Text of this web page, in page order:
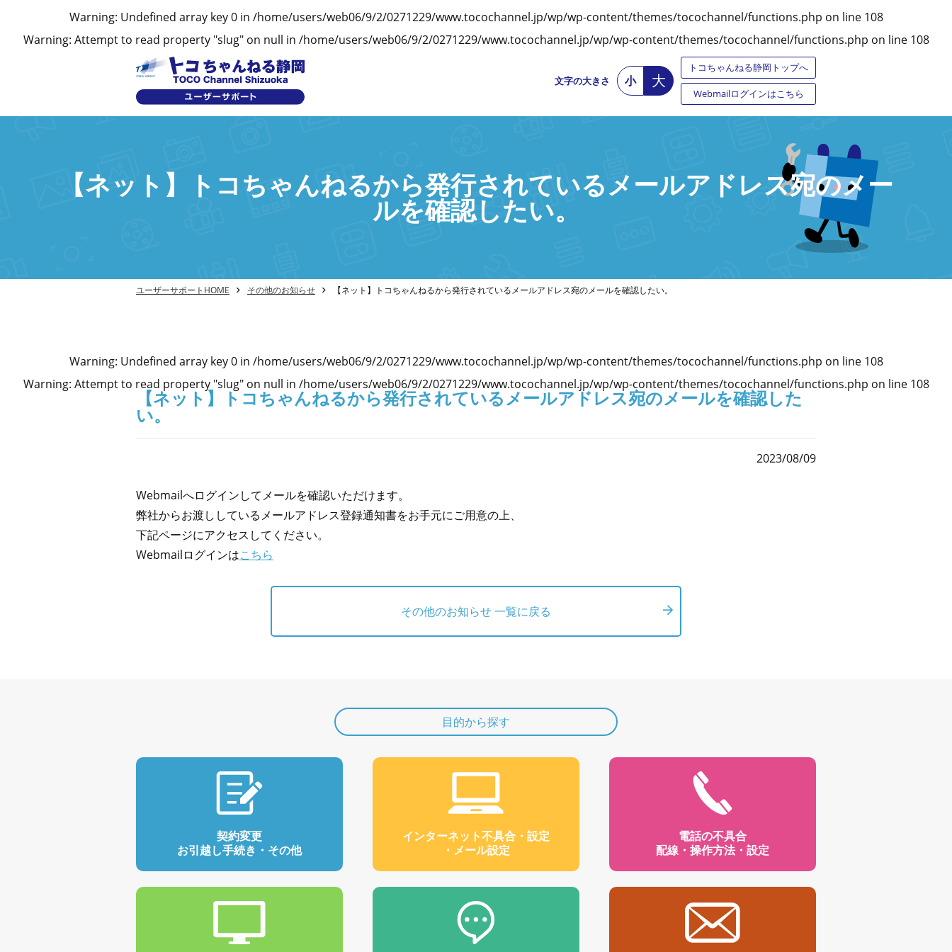
Warning: Undefined array key 0 in /home/users/web06/9/2/0271229/www.tocochannel.jp/wp/wp-content/themes/tocochannel/functions.php on line 108
Warning: Attempt to read property "slug" on null in /home/users/web06/9/2/0271229/www.tocochannel.jp/wp/wp-content/themes/tocochannel/functions.php on line 108
文字の大きさ 小 大
トコちゃんねる静岡トップへ
Webmailログインはこちら
【ネット】トコちゃんねるから発行されているメールアドレス宛のメー
ルを確認したい。
ユーザーサポートHOME その他のお知らせ 【ネット】トコちゃんねるから発行されているメールアドレス宛のメールを確認したい。
Warning: Undefined array key 0 in /home/users/web06/9/2/0271229/www.tocochannel.jp/wp/wp-content/themes/tocochannel/functions.php on line 108
Warning: Attempt to read property "slug" on null in /home/users/web06/9/2/0271229/www.tocochannel.jp/wp/wp-content/themes/tocochannel/functions.php on line 108
【ネット】トコちゃんねるから発行されているメールアドレス宛のメールを確認した
い。
2023/08/09
Webmailへログインしてメールを確認いただけます。
弊社からお渡ししているメールアドレス登録通知書をお手元にご用意の上、
下記ページにアクセスしてください。
Webmailログインはこちら
その他のお知らせ 一覧に戻る
目的から探す
契約変更
お引越し手続き・その他
インターネット不具合・設定
・メール設定
電話の不具合
配線・操作方法・設定